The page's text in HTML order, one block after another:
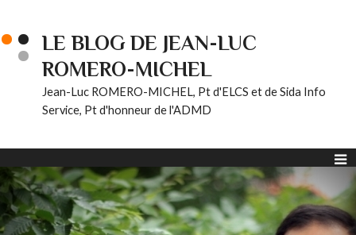
LE BLOG DE JEAN-LUC
ROMERO-MICHEL
Jean-Luc ROMERO-MICHEL, Pt d'ELCS et de Sida Info
Service, Pt d'honneur de l'ADMD